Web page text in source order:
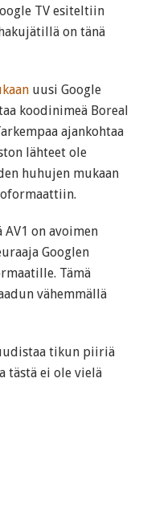
TV esiteltiin
on tänä
uusi Google
koodinimeä Boreal
ajankohtaa
lähteet ole
huhujen mukaan
on avoimen
Googlen
Tämä
vähemmällä
tikun piiriä
tästä ei ole vielä